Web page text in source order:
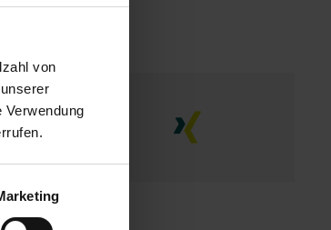
von
Verwendung